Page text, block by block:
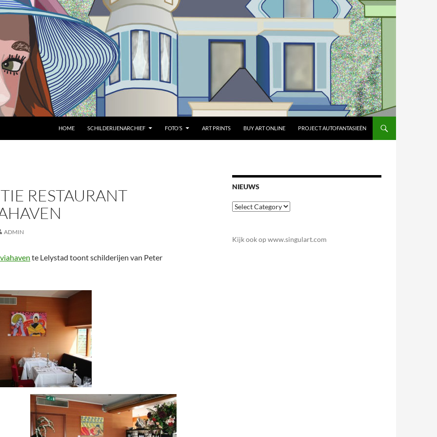
HOME SCHILDERIJENARCHIEF FOTO’S ART PRINTS BUY ART ONLINE PROJECT AUTOFANTASIEËN
RESTAURANT
ADMIN
te Lelystad toont schilderijen van Peter
NIEUWS
Nieuws
Kijk ook op www.singulart.com